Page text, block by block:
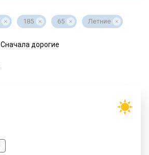
185 65 Летние
Сначала дорогие